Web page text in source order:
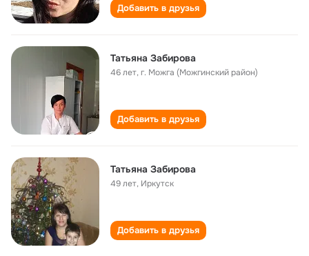
Добавить в друзья
Татьяна Забирова
46 лет,г. Можга (Можгинский район)
Добавить в друзья
Татьяна Забирова
49 лет, Иркутск
Добавить в друзья